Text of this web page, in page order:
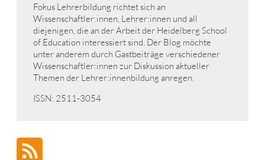
Fokus Lehrerbildung richtet sich an
Wissenschaftler:innen, Lehrer:innen und all
diejenigen, die an der Arbeit der Heidelberg School
of Education interessiert sind. Der Blog möchte
unter anderem durch Gastbeiträge verschiedener
Wissenschaftler:innen zur Diskussion aktueller
Themen der Lehrer:innenbildung anregen.
ISSN: 2511-3054